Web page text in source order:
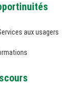
aux usagers